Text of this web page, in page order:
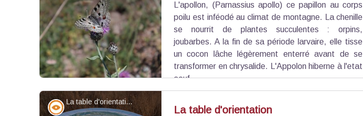
Voir l'image en plein écran
L'apollon, (Parnassius apollo) ce papillon au corps
poilu est inféodé au climat de montagne. La chenille
se nourrit de plantes succulentes : orpins,
joubarbes. A la fin de sa période larvaire, elle tisse
un cocon lâche légèrement enterré avant de se
transformer en chrysalide. L'Appolon hiberne à l'etat
oeuf.
La table d'orientation - Guillaume Pluchon PNR Verdon
Point de vue - sommet La table d'orientation